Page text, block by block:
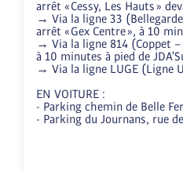
arrêt « Cessy, Les Hauts »
→ Via la ligne 33 (Bellegarde
arrêt « Gex Centre », à 10
→ Via la ligne 814 (Coppet –
à 10 minutes à pied de
→ Via la ligne LUGE (Ligne
EN VOITURE :
- Parking chemin de Belle
- Parking du Journans, rue